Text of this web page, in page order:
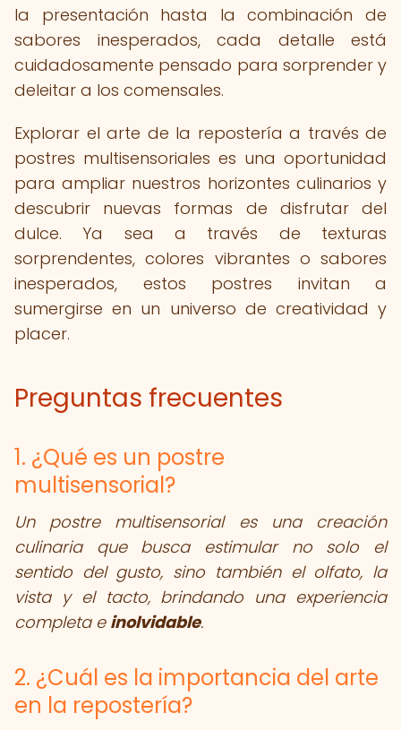
la presentación hasta la combinación de
sabores inesperados, cada detalle está
cuidadosamente pensado para sorprender y
deleitar a los comensales.
Explorar el arte de la repostería a través de
postres multisensoriales es una oportunidad
para ampliar nuestros horizontes culinarios y
descubrir nuevas formas de disfrutar del
dulce. Ya sea a través de texturas
sorprendentes, colores vibrantes o sabores
inesperados, estos postres invitan a
sumergirse en un universo de creatividad y
placer.
Preguntas frecuentes
1. ¿Qué es un postre
multisensorial?
Un postre multisensorial es una creación
culinaria que busca estimular no solo el
sentido del gusto, sino también el olfato, la
vista y el tacto, brindando una experiencia
completa e inolvidable.
2. ¿Cuál es la importancia del arte
en la repostería?